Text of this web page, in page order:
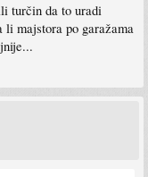
turčin da to uradi
majstora po garažama